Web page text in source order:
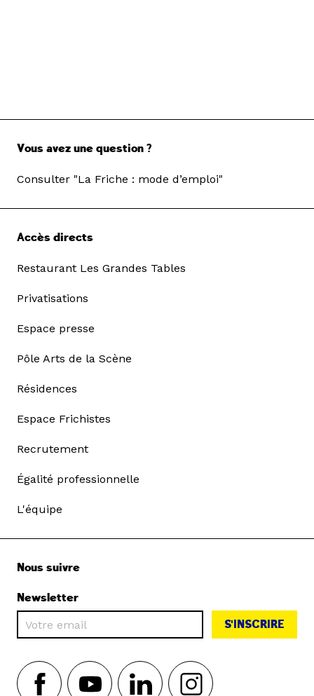
Vous avez une question ?
Consulter "La Friche : mode d’emploi"
Accès directs
Restaurant Les Grandes Tables
Privatisations
Espace presse
Pôle Arts de la Scène
Résidences
Espace Frichistes
Recrutement
Égalité professionnelle
L'équipe
Nous suivre
Newsletter
S'INSCRIRE